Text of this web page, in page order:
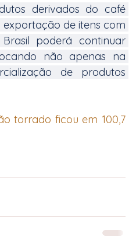
derivados do café
de itens com
poderá continuar
não apenas na
de produtos
torrado ficou em 100,7